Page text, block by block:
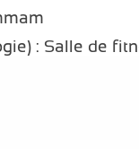
: Salle de